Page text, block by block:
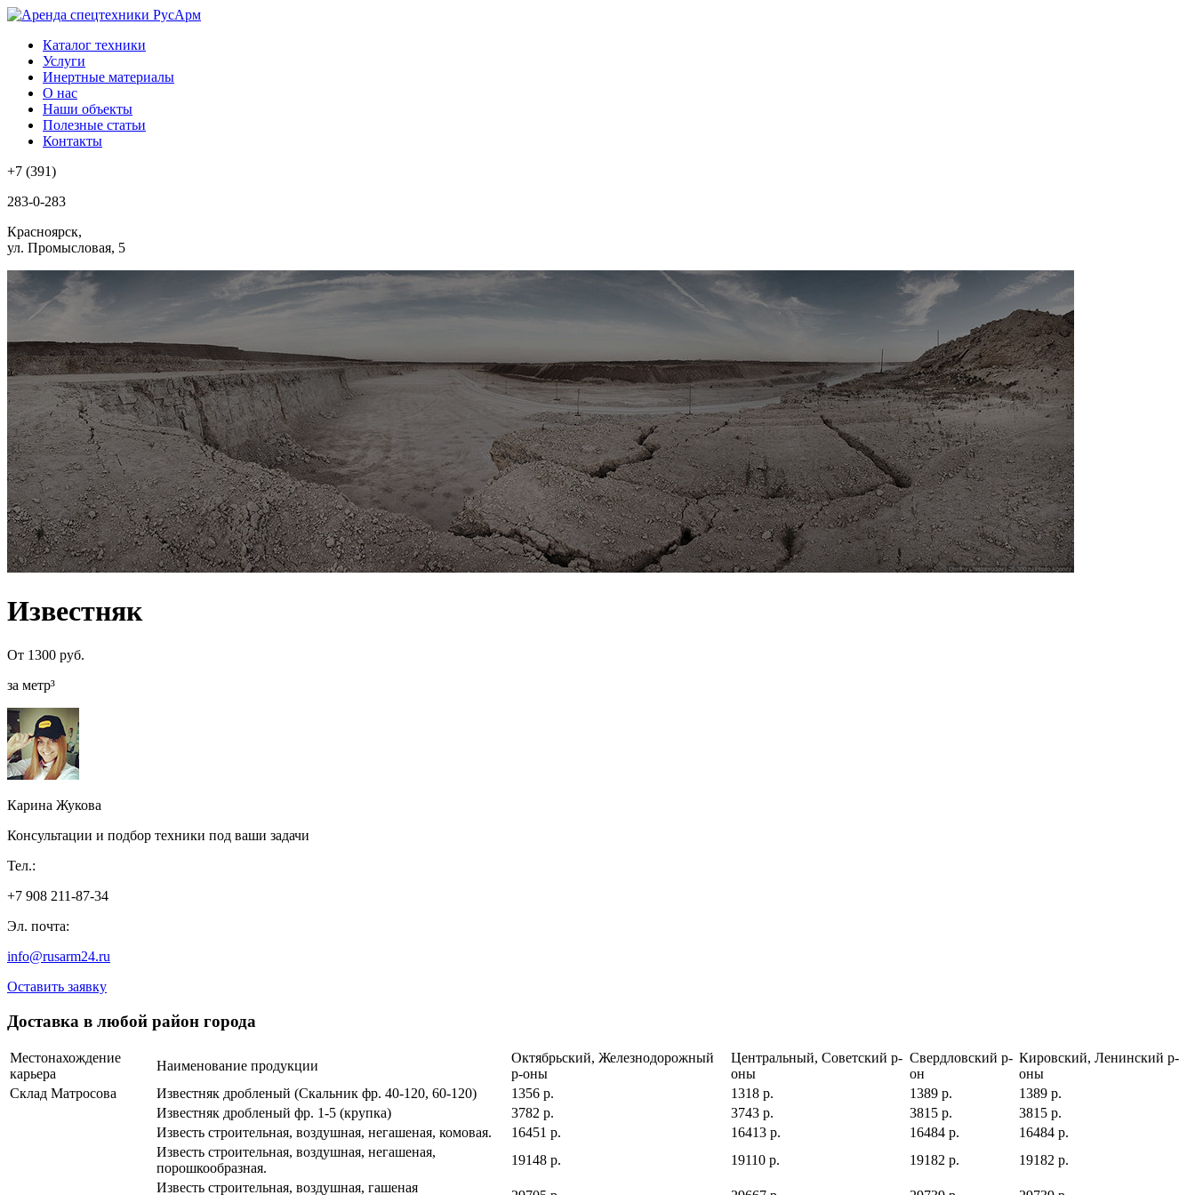
Каталог техники
Услуги
Инертные материалы
О нас
Наши объекты
Полезные статьи
Контакты
+7 (391)
283-0-283
Красноярск,
ул. Промысловая, 5
Известняк
От 1300 руб.
за метр³
Карина Жукова
Консультации и подбор техники под ваши задачи
Тел.:
+7 908 211-87-34
Эл. почта:
info@rusarm24.ru
Оставить заявку
Доставка в любой район города
Местонахождение
карьера
Наименование продукции
Октябрьский, Железнодорожный
р-оны
Центральный, Советский р-
оны
Свердловский р-
он
Кировский, Ленинский р-
оны
Склад Матросова
Известняк дробленый (Скальник фр. 40-120, 60-120) 1356 р. 1318 р. 1389 р.
1389 р.
Известняк дробленый фр. 1-5 (крупка)
3782 р. 3743 р. 3815 р.
3815 р.
Известь строительная, воздушная, негашеная, комовая.
16451 р. 16413 р. 16484 р.
16484 р.
Известь строительная, воздушная, негашеная,
порошкообразная.
19148 р. 19110 р. 19182 р.
19182 р.
Известь строительная, воздушная, гашеная